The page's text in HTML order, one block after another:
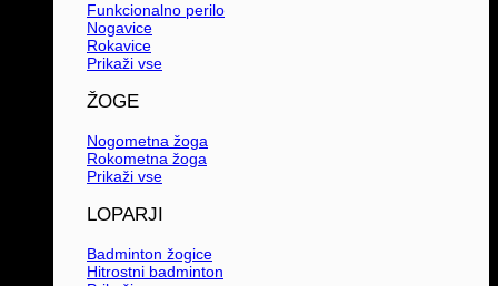
Funkcionalno perilo
Nogavice
Rokavice
Prikaži vse
ŽOGE
Nogometna žoga
Rokometna žoga
Prikaži vse
LOPARJI
Badminton žogice
Hitrostni badminton